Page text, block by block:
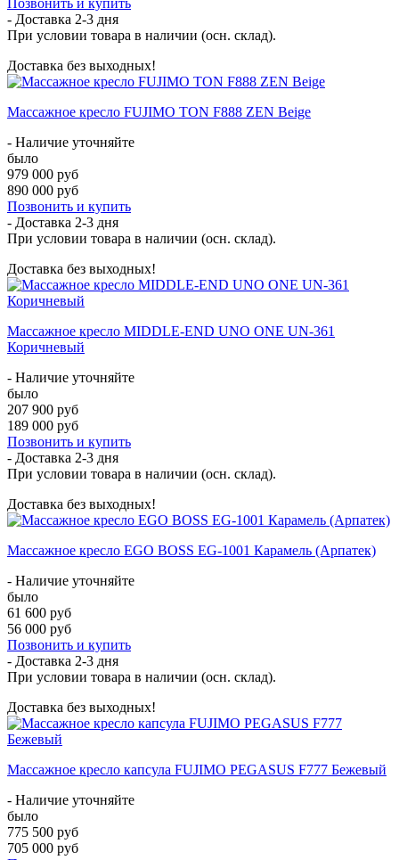
- Доставка 2-3 дня
При условии товара в наличии (осн. склад).
Доставка без выходных!
Массажное кресло FUJIMO TON F888 ZEN Beige
- Наличие уточняйте
было
979 000 руб
890 000 руб
Позвонить и купить
- Доставка 2-3 дня
При условии товара в наличии (осн. склад).
Доставка без выходных!
Массажное кресло MIDDLE-END UNO ONE UN-361
Коричневый
- Наличие уточняйте
было
207 900 руб
189 000 руб
Позвонить и купить
- Доставка 2-3 дня
При условии товара в наличии (осн. склад).
Доставка без выходных!
Массажное кресло EGO BOSS EG-1001 Карамель (Арпатек)
- Наличие уточняйте
было
61 600 руб
56 000 руб
Позвонить и купить
- Доставка 2-3 дня
При условии товара в наличии (осн. склад).
Доставка без выходных!
Массажное кресло капсула FUJIMO PEGASUS F777 Бежевый
- Наличие уточняйте
было
775 500 руб
705 000 руб